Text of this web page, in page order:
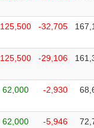
125,500 -32,705
125,500 -29,106
62,000 -2,930
62,000 -5,946